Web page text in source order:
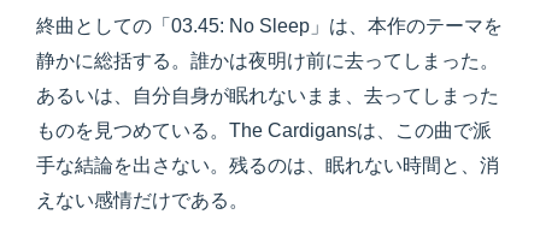
終曲としての「03.45: No Sleep」は、本作のテーマを
静かに総括する。誰かは夜明け前に去ってしまった。
あるいは、自分自身が眠れないまま、去ってしまった
ものを見つめている。The Cardigansは、この曲で派
手な結論を出さない。残るのは、眠れない時間と、消
えない感情だけである。